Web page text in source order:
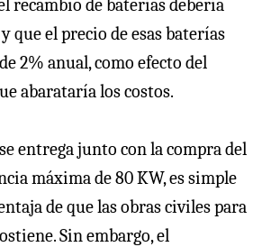
recambio de baterías debería
que el precio de esas baterías
2% anual, como efecto del
abarataría los costos.
entrega junto con la compra del
máxima de 80 KW, es simple
de que las obras civiles para
Sin embargo, el